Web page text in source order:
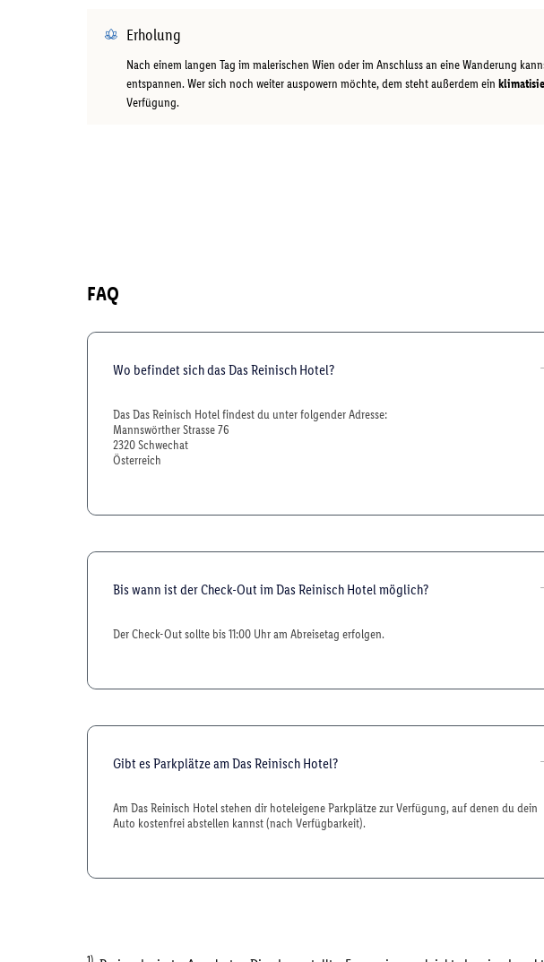
Erholung
Nach einem langen Tag im malerischen Wien oder im Anschluss an eine Wanderung
entspannen. Wer sich noch weiter auspowern möchte, dem steht außerdem ein
Verfügung.
FAQ
Wo befindet sich das Das Reinisch Hotel?
Das Das Reinisch Hotel findest du unter folgender Adresse:
Mannswörther Strasse 76
2320 Schwechat
Österreich
Bis wann ist der Check-Out im Das Reinisch Hotel möglich?
Der Check-Out sollte bis 11:00 Uhr am Abreisetag erfolgen.
Gibt es Parkplätze am Das Reinisch Hotel?
Am Das Reinisch Hotel stehen dir hoteleigene Parkplätze zur Verfügung, auf denen du dein
Auto kostenfrei abstellen kannst (nach Verfügbarkeit).